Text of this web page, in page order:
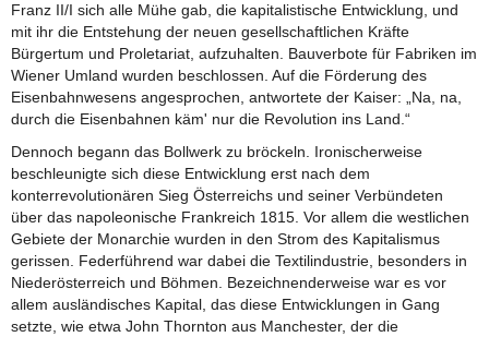
Franz II/I sich alle Mühe gab, die kapitalistische Entwicklung, und
mit ihr die Entstehung der neuen gesellschaftlichen Kräfte
Bürgertum und Proletariat, aufzuhalten. Bauverbote für Fabriken im
Wiener Umland wurden beschlossen. Auf die Förderung des
Eisenbahnwesens angesprochen, antwortete der Kaiser: „Na, na,
durch die Eisenbahnen käm' nur die Revolution ins Land.“
Dennoch begann das Bollwerk zu bröckeln. Ironischerweise
beschleunigte sich diese Entwicklung erst nach dem
konterrevolutionären Sieg Österreichs und seiner Verbündeten
über das napoleonische Frankreich 1815. Vor allem die westlichen
Gebiete der Monarchie wurden in den Strom des Kapitalismus
gerissen. Federführend war dabei die Textilindustrie, besonders in
Niederösterreich und Böhmen. Bezeichnenderweise war es vor
allem ausländisches Kapital, das diese Entwicklungen in Gang
setzte, wie etwa John Thornton aus Manchester, der die